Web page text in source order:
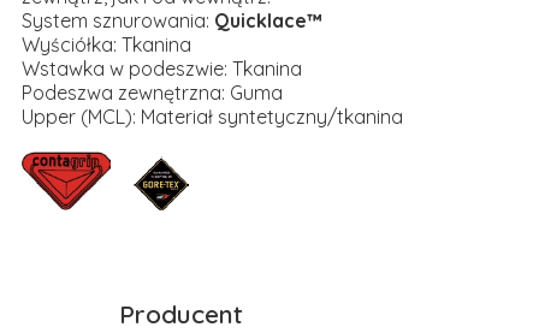
System sznurowania: Quicklace™
Wyściółka: Tkanina
Wstawka w podeszwie: Tkanina
Podeszwa zewnętrzna: Guma
Upper (MCL): Materiał syntetyczny/tkanina
Producent